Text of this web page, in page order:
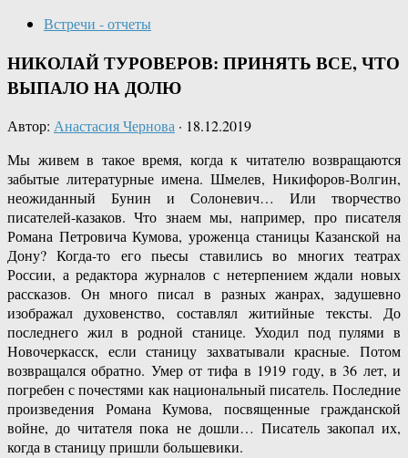
Встречи - отчеты
НИКОЛАЙ ТУРОВЕРОВ: ПРИНЯТЬ ВСЕ, ЧТО
ВЫПАЛО НА ДОЛЮ
Автор: Анастасия Чернова · 18.12.2019
Мы живем в такое время, когда к читателю возвращаются
забытые литературные имена. Шмелев, Никифоров-Волгин,
неожиданный Бунин и Солоневич… Или творчество
писателей-казаков. Что знаем мы, например, про писателя
Романа Петровича Кумова, уроженца станицы Казанской на
Дону? Когда-то его пьесы ставились во многих театрах
России, а редактора журналов с нетерпением ждали новых
рассказов. Он много писал в разных жанрах, задушевно
изображал духовенство, составлял житийные тексты. До
последнего жил в родной станице. Уходил под пулями в
Новочеркасск, если станицу захватывали красные. Потом
возвращался обратно. Умер от тифа в 1919 году, в 36 лет, и
погребен с почестями как национальный писатель. Последние
произведения Романа Кумова, посвященные гражданской
войне, до читателя пока не дошли… Писатель закопал их,
когда в станицу пришли большевики.